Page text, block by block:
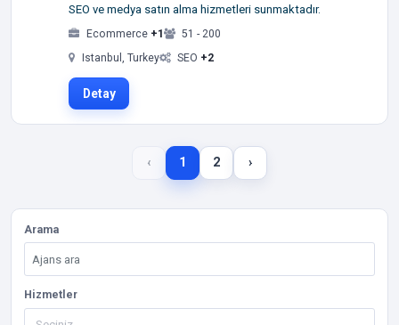
SEO ve medya satın alma hizmetleri sunmaktadır.
Ecommerce +1
51 - 200
Istanbul, Turkey
SEO +2
Detay
‹ 1 2 ›
Arama
Hizmetler